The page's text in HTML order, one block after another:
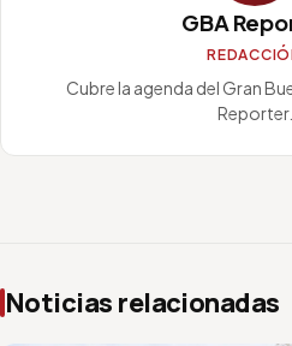
GBA
Cubre la agenda del Gran
Reporter.
Noticias relacionadas